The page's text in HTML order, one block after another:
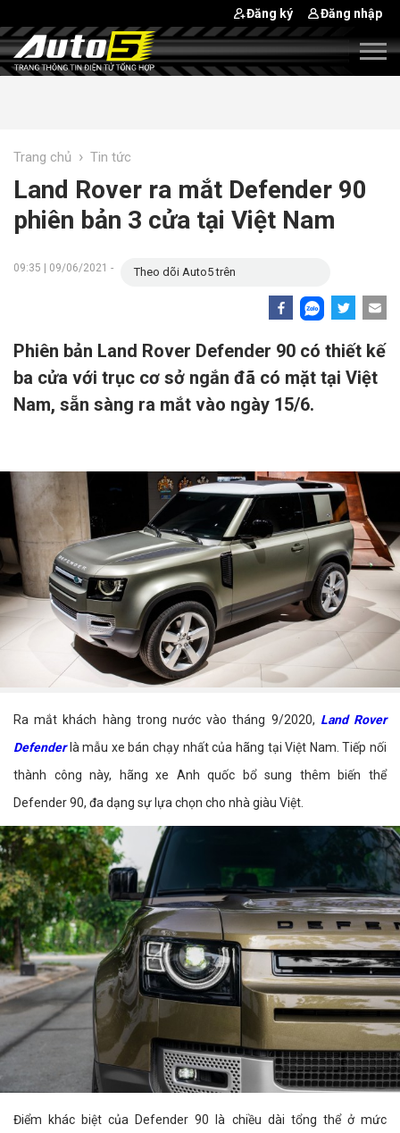
Đăng ký Đăng nhập
Trang chủ › Tin tức
Land Rover ra mắt Defender 90
phiên bản 3 cửa tại Việt Nam
09:35 | 09/06/2021 - Theo dõi Auto5 trên
Phiên bản Land Rover Defender 90 có thiết kế
ba cửa với trục cơ sở ngắn đã có mặt tại Việt
Nam, sẵn sàng ra mắt vào ngày 15/6.
Ra mắt khách hàng trong nước vào tháng 9/2020, Land Rover
Defenderlà mẫu xe bán chạy nhất của hãng tại Việt Nam. Tiếp nối
thành công này, hãng xe Anh quốc bổ sung thêm biến thể
Defender 90, đa dạng sự lựa chọn cho nhà giàu Việt.
Điểm khác biệt của Defender 90 là chiều dài tổng thể ở mức